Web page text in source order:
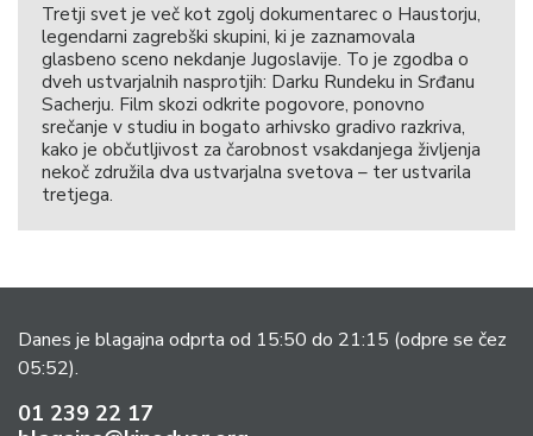
Tretji svet je več kot zgolj dokumentarec o Haustorju,
legendarni zagrebški skupini, ki je zaznamovala
glasbeno sceno nekdanje Jugoslavije. To je zgodba o
dveh ustvarjalnih nasprotjih: Darku Rundeku in Srđanu
Sacherju. Film skozi odkrite pogovore, ponovno
srečanje v studiu in bogato arhivsko gradivo razkriva,
kako je občutljivost za čarobnost vsakdanjega življenja
nekoč združila dva ustvarjalna svetova – ter ustvarila
tretjega.
Danes je blagajna odprta od 15:50 do 21:15 (odpre se čez
05:52).
01 239 22 17